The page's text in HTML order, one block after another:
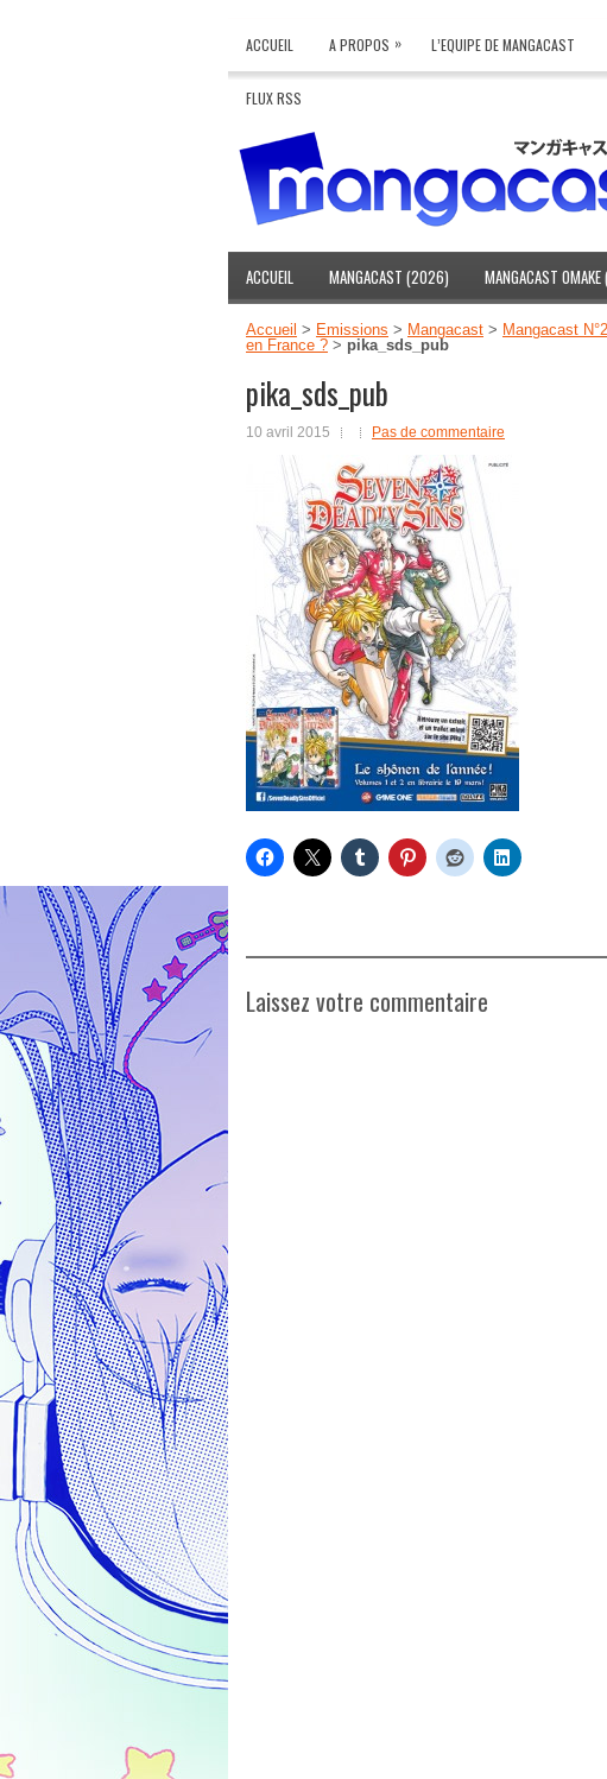
ACCUEIL A PROPOS » L’EQUIPE DE MANGACAST
FLUX RSS
ACCUEIL MANGACAST (2026) MANGACAST
Accueil > Emissions > Mangacast > Mangacast
en France ? > pika_sds_pub
pika_sds_pub
10 avril 2015 Pas de commentaire
Laissez votre commentaire